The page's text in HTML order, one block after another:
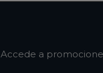
Accede a